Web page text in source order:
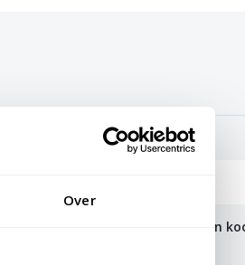
Over
100x150cm zijn voorzien van een